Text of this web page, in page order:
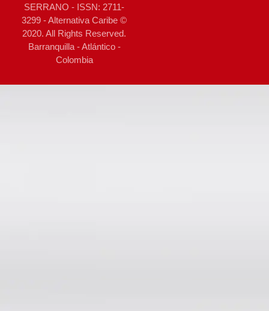
SERRANO - ISSN: 2711-
3299 - Alternativa Caribe ©
2020. All Rights Reserved.
Barranquilla - Atlántico -
Colombia